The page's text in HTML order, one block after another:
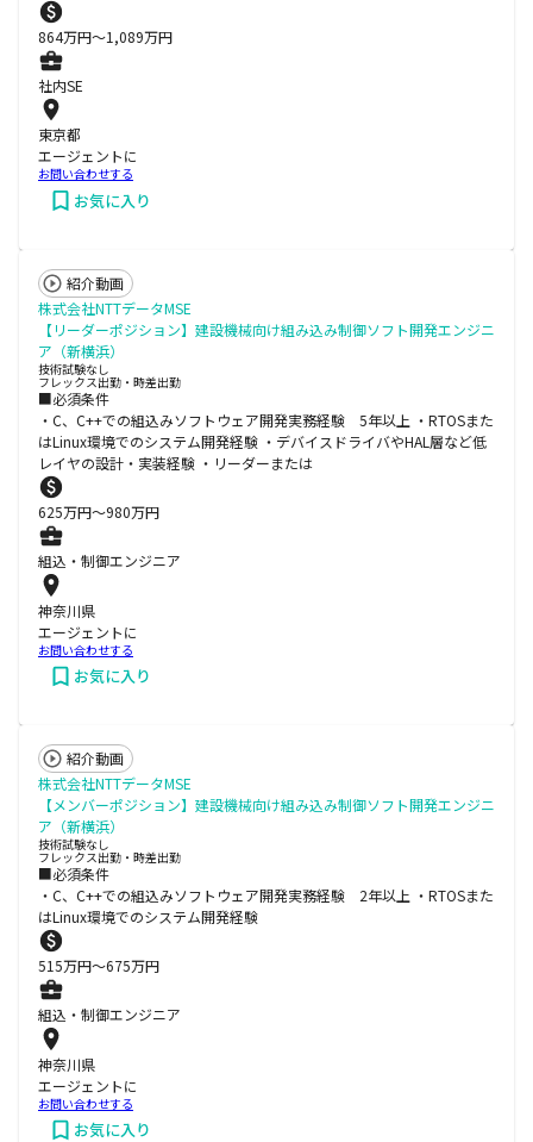
864万円〜1,089万円
社内SE
東京都
エージェントに
お問い合わせする
お気に入り
紹介動画
株式会社NTTデータMSE
【リーダーポジション】建設機械向け組み込み制御ソフト開発エンジニ
ア（新横浜）
技術試験なし
フレックス出勤・時差出勤
■必須条件
・C、C++での組込みソフトウェア開発実務経験 5年以上 ・RTOSまた
はLinux環境でのシステム開発経験 ・デバイスドライバやHAL層など低
レイヤの設計・実装経験 ・リーダーまたは
625万円〜980万円
組込・制御エンジニア
神奈川県
エージェントに
お問い合わせする
お気に入り
紹介動画
株式会社NTTデータMSE
【メンバーポジション】建設機械向け組み込み制御ソフト開発エンジニ
ア（新横浜）
技術試験なし
フレックス出勤・時差出勤
■必須条件
・C、C++での組込みソフトウェア開発実務経験 2年以上 ・RTOSまた
はLinux環境でのシステム開発経験
515万円〜675万円
組込・制御エンジニア
神奈川県
エージェントに
お問い合わせする
お気に入り